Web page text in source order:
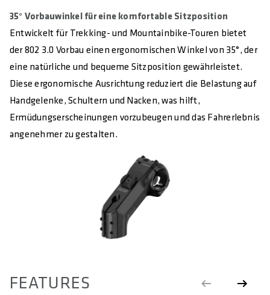
35° Vorbauwinkel für eine komfortable Sitzposition
Entwickelt für Trekking- und Mountainbike-Touren bietet
der 802 3.0 Vorbau einen ergonomischen Winkel von 35°, der
eine natürliche und bequeme Sitzposition gewährleistet.
Diese ergonomische Ausrichtung reduziert die Belastung auf
Handgelenke, Schultern und Nacken, was hilft,
Ermüdungserscheinungen vorzubeugen und das Fahrerlebnis
angenehmer zu gestalten.
FEATURES